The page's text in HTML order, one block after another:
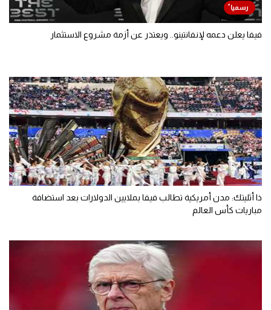
فيفا يعلن دعمه لإنفانتينو.. ويعتذر عن أزمة مشروع الاستثمار
ذا أثليتك: مدن أمريكية تطالب فيفا بملايين الدولارات بعد استضافة
مباريات كأس العالم